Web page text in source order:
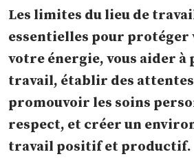
Les limites du lieu de
essentielles pour protéger
votre énergie, vous aider
travail, établir des
promouvoir les soins
respect, et créer un
travail positif et productif.